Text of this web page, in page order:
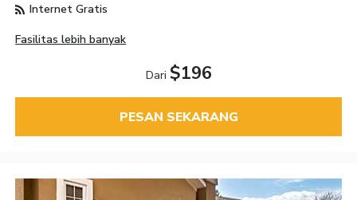
Internet Gratis
Fasilitas lebih banyak
Dari $196
PESAN SEKARANG